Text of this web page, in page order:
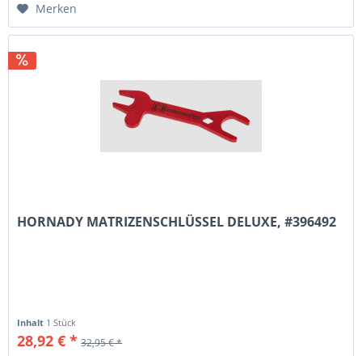
Merken
HORNADY MATRIZENSCHLÜSSEL DELUXE, #396492
Inhalt 1 Stück
28,92 € * 32,95 € *